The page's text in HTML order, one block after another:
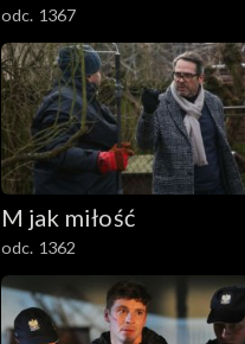
odc. 1367
M jak miłość
odc. 1362